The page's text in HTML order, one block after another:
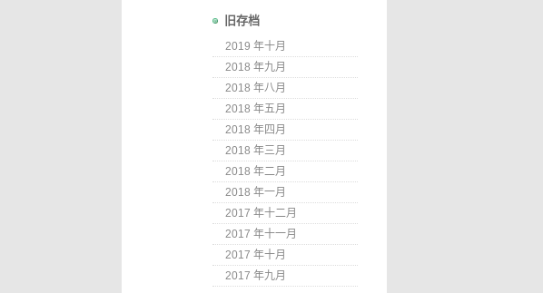
旧存档
2019 年十月
2018 年九月
2018 年八月
2018 年五月
2018 年四月
2018 年三月
2018 年二月
2018 年一月
2017 年十二月
2017 年十一月
2017 年十月
2017 年九月